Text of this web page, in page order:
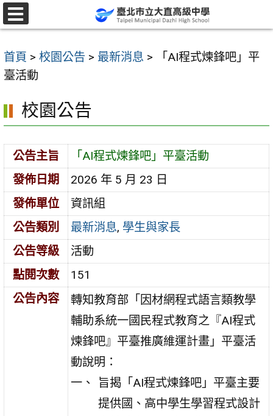
跳
至
要
內
區
首頁 > 校園公告 > 最新消息 >
「AI程式煉鋒吧」平
臺活動
校園公告
公告主旨
「AI程式煉鋒吧」平臺活動
發佈日期
2026 年 5 月 23 日
發佈單位
資訊組
公告類別
最新消息, 學生與家長
公告等級
活動
點閱次數
151
公告內容
轉知教育部「因材網程式語言類教學
輔助系統一國民程式教育之『AI程式
煉鋒吧』平臺推廣維運計畫」平臺活
動說明：
旨揭「AI程式煉鋒吧」平臺主要
提供國、高中學生學習程式設計
選
單